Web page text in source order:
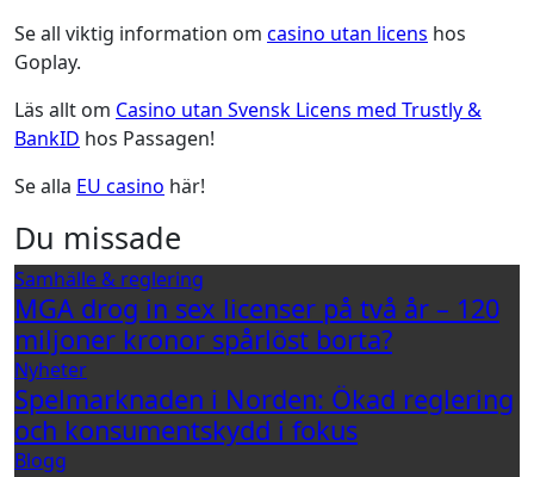
Se all viktig information om casino utan licens hos
Goplay.
Läs allt om Casino utan Svensk Licens med Trustly &
BankID hos Passagen!
Se alla EU casino här!
Du missade
Samhälle & reglering
MGA drog in sex licenser på två år – 120
miljoner kronor spårlöst borta?
Nyheter
Spelmarknaden i Norden: Ökad reglering
och konsumentskydd i fokus
Blogg